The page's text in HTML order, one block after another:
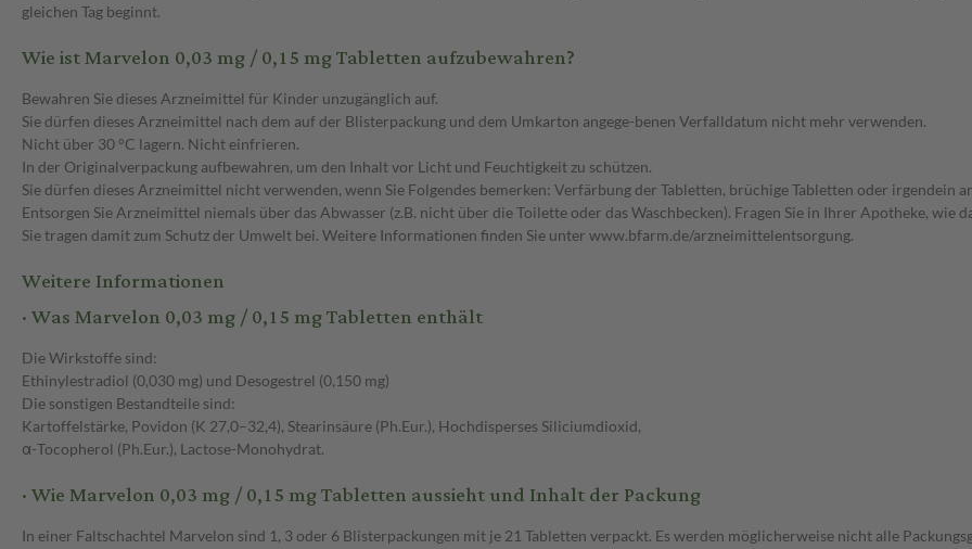
gleichen Tag beginnt.
Wie ist Marvelon 0,03 mg / 0,15 mg Tabletten aufzubewahren?
Bewahren Sie dieses Arzneimittel für Kinder unzugänglich auf.
Sie dürfen dieses Arzneimittel nach dem auf der Blisterpackung und dem Umkarton angege-benen Verfalldatum nicht mehr verwenden.
Nicht über 30 °C lagern. Nicht einfrieren.
In der Originalverpackung aufbewahren, um den Inhalt vor Licht und Feuchtigkeit zu schützen.
Sie dürfen dieses Arzneimittel nicht verwenden, wenn Sie Folgendes bemerken: Verfärbung der Tabletten, brüchige Tabletten oder irgendein
Entsorgen Sie Arzneimittel niemals über das Abwasser (z.B. nicht über die Toilette oder das Waschbecken). Fragen Sie in Ihrer Apotheke, wie
Sie tragen damit zum Schutz der Umwelt bei. Weitere Informationen finden Sie unter www.bfarm.de/arzneimittelentsorgung.
Weitere Informationen
· Was Marvelon 0,03 mg / 0,15 mg Tabletten enthält
Die Wirkstoffe sind:
Ethinylestradiol (0,030 mg) und Desogestrel (0,150 mg)
Die sonstigen Bestandteile sind:
Kartoffelstärke, Povidon (K 27,0–32,4), Stearinsäure (Ph.Eur.), Hochdisperses Siliciumdioxid,
α-Tocopherol (Ph.Eur.), Lactose-Monohydrat.
· Wie Marvelon 0,03 mg / 0,15 mg Tabletten aussieht und Inhalt der Packung
In einer Faltschachtel Marvelon sind 1, 3 oder 6 Blisterpackungen mit je 21 Tabletten verpackt. Es werden möglicherweise nicht alle